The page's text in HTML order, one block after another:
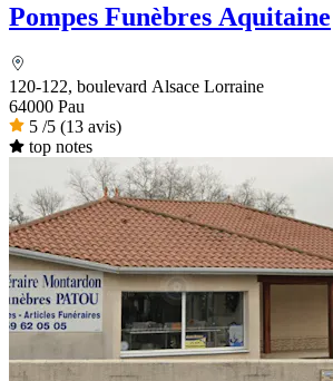
Pompes Funèbres Aquitaine
120-122, boulevard Alsace Lorraine
64000 Pau
5 /5 (13 avis)
top notes